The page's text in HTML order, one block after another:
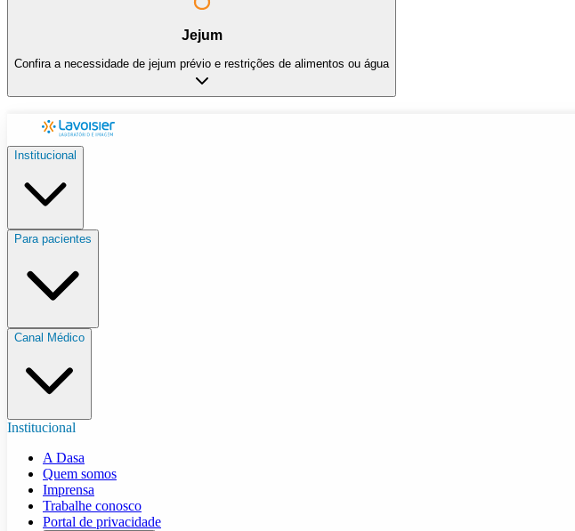
Jejum
Confira a necessidade de jejum prévio e restrições de alimentos ou água
Institucional
Para pacientes
Canal Médico
Institucional
A Dasa
Quem somos
Imprensa
Trabalhe conosco
Portal de privacidade